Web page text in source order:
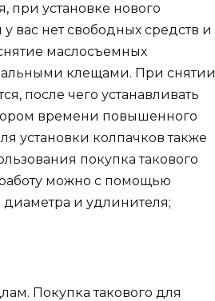
при установке нового
вас нет свободных средств и
маслосъемных
клещами. При снятии
после чего устанавливать
времени повышенного
установки колпачков также
покупка такового
можно с помощью
и удлинителя;
Покупка такового для